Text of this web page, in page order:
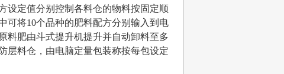
设定值分别控制各料仓的物料按固定顺
可将10个品种的肥料配方分别输入到电
料肥由斗式提升机提升并自动卸料至多
层料仓，由电脑定量包装称按每包设定